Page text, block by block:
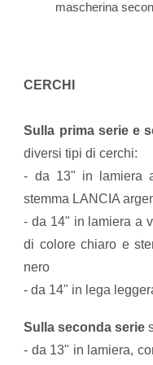
mascherina
CERCHI
Sulla prima serie e
diversi tipi di cerchi:
- da 13" in lamiera
stemma LANCIA
- da 14" in lamiera a
di colore chiaro e
nero
- da 14" in lega
Sulla seconda serie
- da 13" in lamiera,